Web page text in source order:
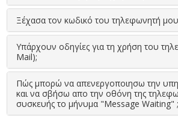
Ξέχασα τον κωδικό του τηλεφωνητή
Υπάρχουν οδηγίες για τη χρήση του
Mail);
Πώς μπορώ να απενεργοποιησω την
και να σβήσω απο την οθόνη της
συσκευής το μήνυμα "Message Waiting" ;